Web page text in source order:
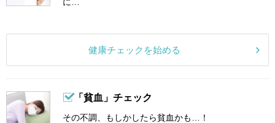
健康チェックを始める
「貧血」チェック
その不調、もしかしたら貧血かも…！